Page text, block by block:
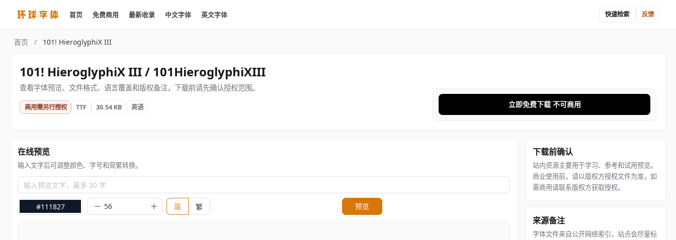
首页 免费商用 最新收录 中文字体 英文字体 快速检索 反馈
首页 / 101! HieroglyphiX III
101! HieroglyphiX III / 101HieroglyphiXIII
查看字体预览、文件格式、语言覆盖和版权备注，下载前请先确认授权范围。
商用需另行授权 TTF 30.54 KB 英语 立即免费下载 不可商用
在线预览
输入文字后可调整颜色、字号和简繁转换。
输入预览文字，最多 30 字
#111827 简 繁 预览
下载前确认
站内资源主要用于学习、参考和试用预览。
商业使用前，请以版权方授权文件为准，如
需商用请联系版权方获取授权。
来源备注
字体文件来自公开网络索引，站点会尽量标